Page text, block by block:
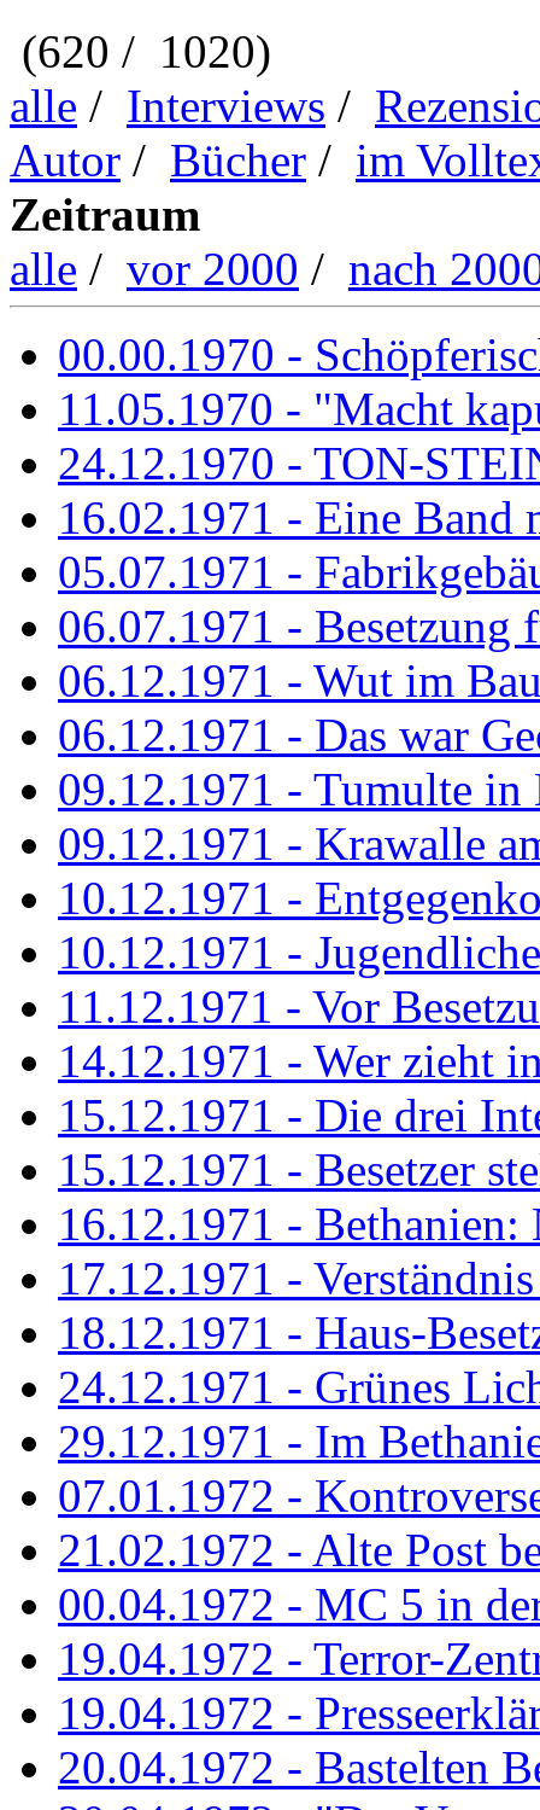
(620 / 1020)
alle / Interviews /
Autor / Bücher / im
Zeitraum
alle / vor 2000 / nach
00.00.1970 -
11.05.1970 - "Macht
24.12.1970 - TON-
16.02.1971 - Eine Band
05.07.1971 -
06.07.1971 - Besetzung
06.12.1971 - Wut im
06.12.1971 - Das war
09.12.1971 - Tumulte in
09.12.1971 - Krawalle
10.12.1971 -
10.12.1971 -
11.12.1971 - Vor
14.12.1971 - Wer zieht
15.12.1971 - Die drei
15.12.1971 - Besetzer
16.12.1971 - Bethanien:
17.12.1971 -
18.12.1971 - Haus-
24.12.1971 - Grünes
29.12.1971 - Im
07.01.1972 -
21.02.1972 - Alte Post
00.04.1972 - MC 5 in
19.04.1972 - Terror-
19.04.1972 -
20.04.1972 - Bastelten